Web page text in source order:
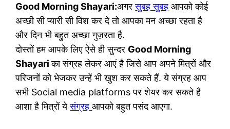
Good Morning Shayari:अगरसुबह सुबह आपको कोई
अच्छी सी प्यारी सी विश कर दे तो आपका मन अच्छा रहता है
और दिन भी बहुत अच्छा गुज़रता है.
दोस्तों हम आपके लिए ऐसे ही सुन्दर Good Morning
Shayariका संग्रह लेकर आएं है जिसे आप अपने मित्रों और
परिजनों को भेजकर उन्हें भी खुश कर सकते हैं. ये संग्रह आप
सभी Social media platforms पर शेयर कर सकते है
आशा है मित्रों येसंग्रहआपको बहुत पसंद आएगा.